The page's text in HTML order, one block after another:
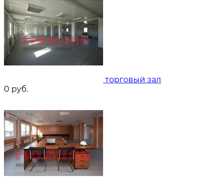
торговый зал
0 руб.